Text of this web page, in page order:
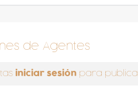
de Agentes
iniciar sesión para